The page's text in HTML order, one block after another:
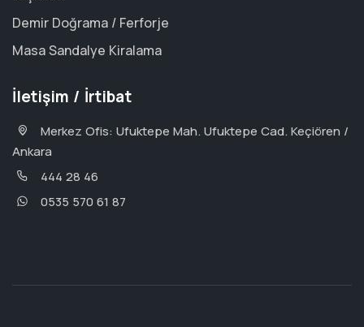
Demir Doğrama / Ferforje
Masa Sandalye Kiralama
İletişim / İrtibat
Merkez Ofis: Ufuktepe Mah. Ufuktepe Cad. Keçiören /
Ankara
444 28 46
0535 570 61 87